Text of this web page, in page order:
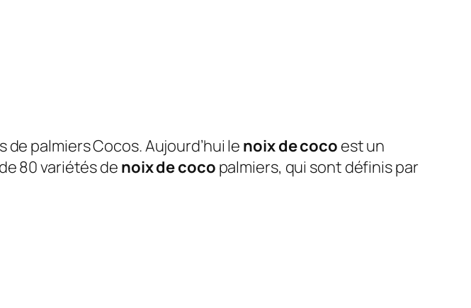
palmiers Cocos. Aujourd’hui le noix de coco est un
80 variétés de noix de coco palmiers, qui sont définis par